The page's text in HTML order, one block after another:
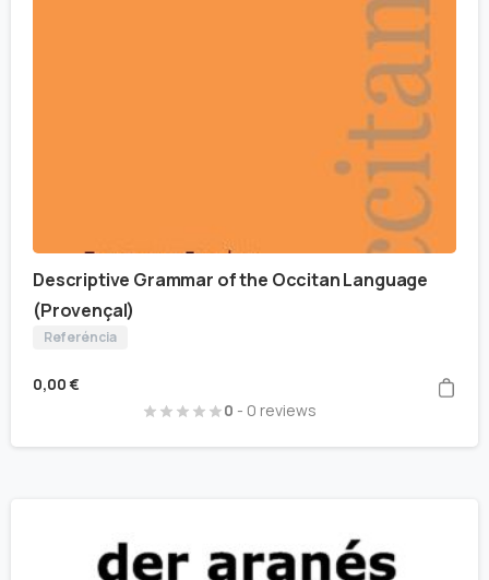
Descriptive Grammar of the Occitan Language
(Provençal)
Referéncia
0,00 €
0 - 0 reviews